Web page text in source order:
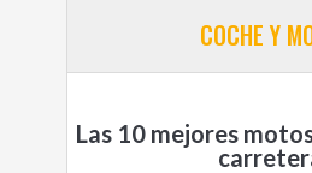
COCHE Y
Las 10 mejores